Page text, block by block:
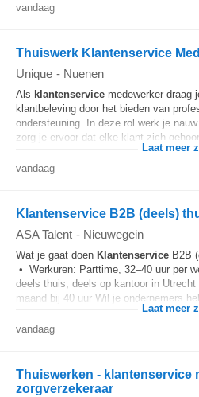
vandaag
Thuiswerk Klantenservice
Unique - Nuenen
Als klantenservice medewerker draag
klantbeleving door het bieden van
ondersteuning. In deze rol werk je
zorg je ervoor dat elke klant zich
Laat meer
vandaag
Klantenservice B2B (deels)
ASA Talent - Nieuwegein
Wat je gaat doen Klantenservice B2B
• Werkuren: Parttime, 32–40 uur per
deels thuis, deels op kantoor in
maand bij 40 uur Wil je ondernemers
Laat meer
vandaag
Thuiswerken - klantenservice
zorgverzekeraar